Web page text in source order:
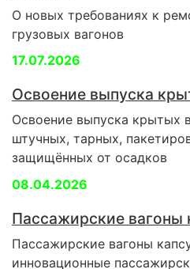
О новых требованиях к
грузовых вагонов
17.07.2026
Освоение выпуска
Освоение выпуска крытых
штучных, тарных,
защищённых от осадков
08.04.2026
Пассажирские вагоны
Пассажирские вагоны
инновационные